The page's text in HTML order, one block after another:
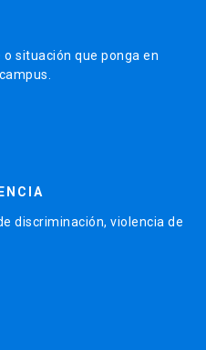
situación que ponga en
discriminación, violencia de